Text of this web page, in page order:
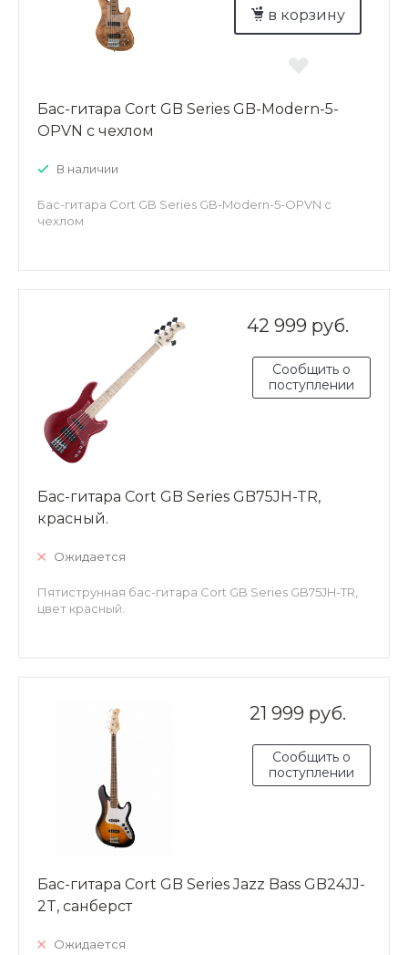
в корзину
Бас-гитара Cort GB Series GB-Modern-5-
OPVN с чехлом
В наличии
Бас-гитара Cort GB Series GB-Modern-5-OPVN с
чехлом
42 999 руб.
Сообщить о
поступлении
Бас-гитара Cort GB Series GB75JH-TR,
красный.
Ожидается
Пятиструнная бас-гитара Cort GB Series GB75JH-TR,
цвет красный.
21 999 руб.
Сообщить о
поступлении
Бас-гитара Cort GB Series Jazz Bass GB24JJ-
2T, санберст
Ожидается